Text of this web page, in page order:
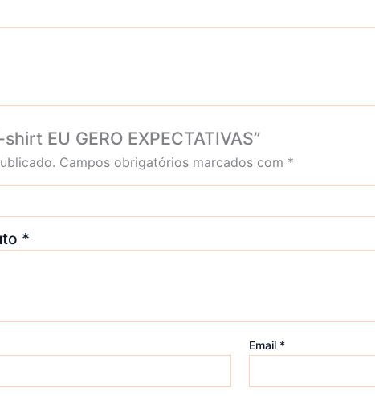
EU GERO EXPECTATIVAS”
Campos obrigatórios marcados com *
*
Email *